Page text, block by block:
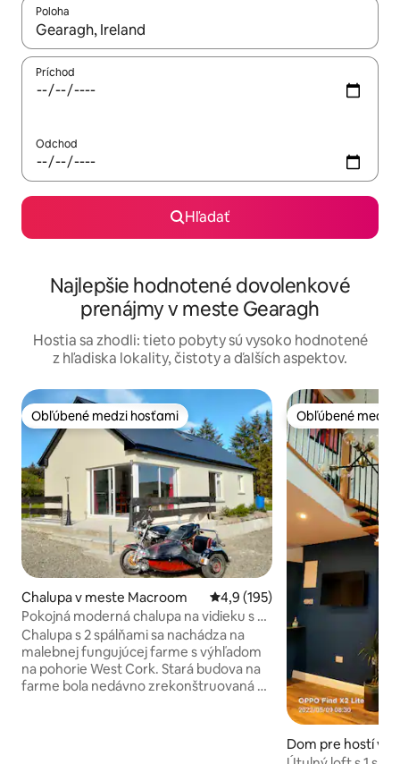
Poloha
Keď budú výsledky k dispozícii, môžete si ich prechádzať
Príchod
Odchod
Hľadať
Najlepšie hodnotené dovolenkové
prenájmy v meste Gearagh
Hostia sa zhodli: tieto pobyty sú vysoko hodnotené
z hľadiska lokality, čistoty a ďalších aspektov.
Obľúbené medzi hosťami
Obľúbené medzi hosťami
Chalupa v meste Macroom Priemerné ohodnotenie 4,9 z
4,9 (195)
Pokojná moderná chalupa na vidieku s 2
spálňami
Chalupa s 2 spálňami sa nachádza na
malebnej fungujúcej farme s výhľadom
na pohorie West Cork. Stará budova na
farme bola nedávno zrekonštruovaná s
Obľúbené medzi
Obľúbené medzi
Dom pre hostí v